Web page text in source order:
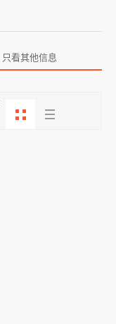
只看其他信息